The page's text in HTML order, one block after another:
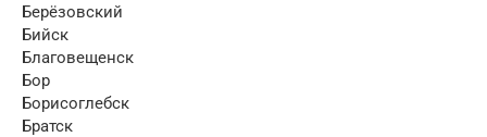
Берёзовский
Бийск
Благовещенск
Бор
Борисоглебск
Братск